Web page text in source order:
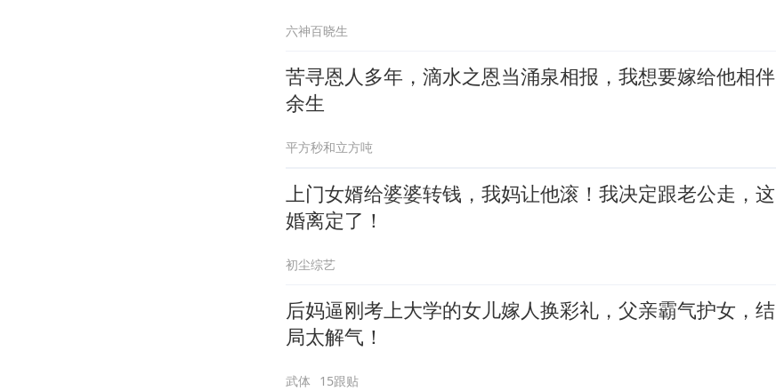
六神百晓生
苦寻恩人多年，滴水之恩当涌泉相报，我想要嫁给他相伴
余生
平方秒和立方吨
上门女婿给婆婆转钱，我妈让他滚！我决定跟老公走，这
婚离定了！
初尘综艺
后妈逼刚考上大学的女儿嫁人换彩礼，父亲霸气护女，结
局太解气！
武体 15跟贴